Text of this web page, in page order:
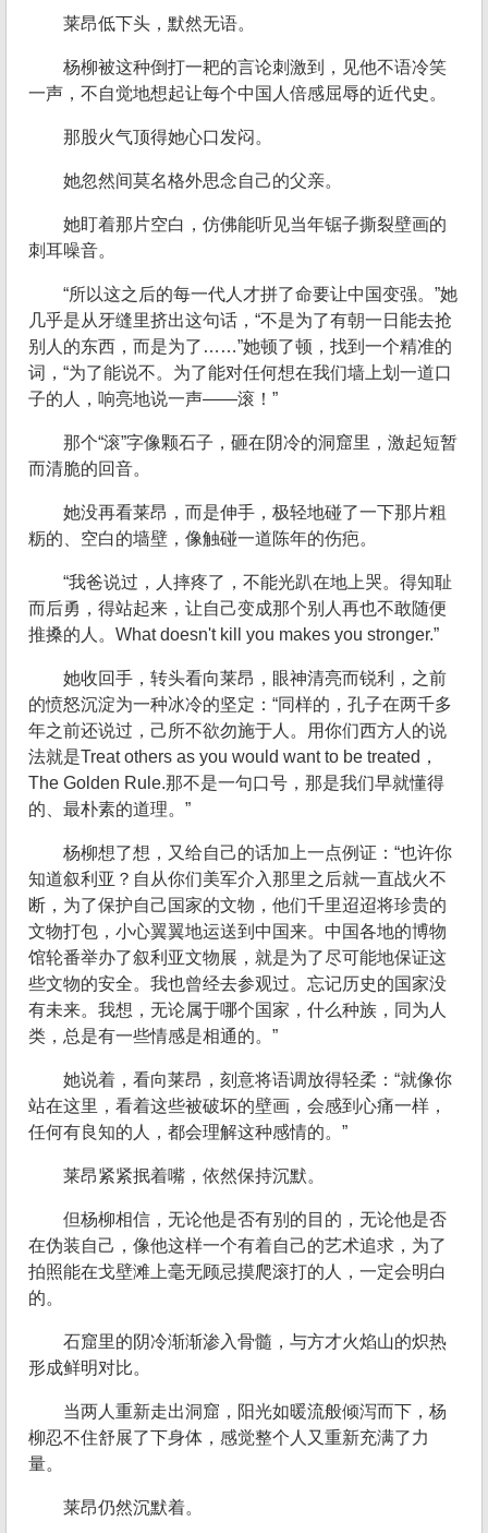
莱昂低下头，默然无语。
杨柳被这种倒打一耙的言论刺激到，见他不语冷笑
一声，不自觉地想起让每个中国人倍感屈辱的近代史。
那股火气顶得她心口发闷。
她忽然间莫名格外思念自己的父亲。
她盯着那片空白，仿佛能听见当年锯子撕裂壁画的
刺耳噪音。
“所以这之后的每一代人才拼了命要让中国变强。”她
几乎是从牙缝里挤出这句话，“不是为了有朝一日能去抢
别人的东西，而是为了……”她顿了顿，找到一个精准的
词，“为了能说不。为了能对任何想在我们墙上划一道口
子的人，响亮地说一声——滚！”
那个“滚”字像颗石子，砸在阴冷的洞窟里，激起短暂
而清脆的回音。
她没再看莱昂，而是伸手，极轻地碰了一下那片粗
粝的、空白的墙壁，像触碰一道陈年的伤疤。
“我爸说过，人摔疼了，不能光趴在地上哭。得知耻
而后勇，得站起来，让自己变成那个别人再也不敢随便
推搡的人。What doesn't kill you makes you stronger.”
她收回手，转头看向莱昂，眼神清亮而锐利，之前
的愤怒沉淀为一种冰冷的坚定：“同样的，孔子在两千多
年之前还说过，己所不欲勿施于人。用你们西方人的说
法就是Treat others as you would want to be treated，
The Golden Rule.那不是一句口号，那是我们早就懂得
的、最朴素的道理。”
杨柳想了想，又给自己的话加上一点例证：“也许你
知道叙利亚？自从你们美军介入那里之后就一直战火不
断，为了保护自己国家的文物，他们千里迢迢将珍贵的
文物打包，小心翼翼地运送到中国来。中国各地的博物
馆轮番举办了叙利亚文物展，就是为了尽可能地保证这
些文物的安全。我也曾经去参观过。忘记历史的国家没
有未来。我想，无论属于哪个国家，什么种族，同为人
类，总是有一些情感是相通的。”
她说着，看向莱昂，刻意将语调放得轻柔：“就像你
站在这里，看着这些被破坏的壁画，会感到心痛一样，
任何有良知的人，都会理解这种感情的。”
莱昂紧紧抿着嘴，依然保持沉默。
但杨柳相信，无论他是否有别的目的，无论他是否
在伪装自己，像他这样一个有着自己的艺术追求，为了
拍照能在戈壁滩上毫无顾忌摸爬滚打的人，一定会明白
的。
石窟里的阴冷渐渐渗入骨髓，与方才火焰山的炽热
形成鲜明对比。
当两人重新走出洞窟，阳光如暖流般倾泻而下，杨
柳忍不住舒展了下身体，感觉整个人又重新充满了力
量。
莱昂仍然沉默着。